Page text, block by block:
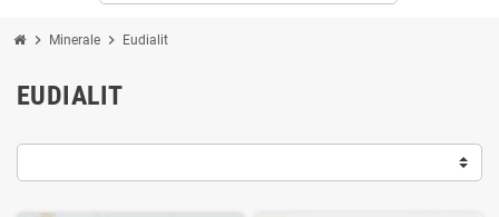
chevron_right Minerale chevron_right Eudialit
EUDIALIT